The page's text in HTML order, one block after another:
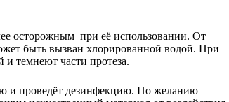
осторожным при её использовании. От
быть вызван хлорированной водой. При
и темнеют части протеза.
и проведёт дезинфекцию. По желанию